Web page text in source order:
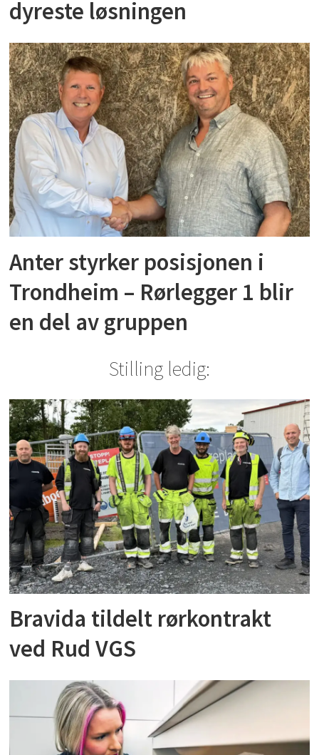
dyreste løsningen
Anter styrker posisjonen i
Trondheim – Rørlegger 1 blir
en del av gruppen
Stilling ledig:
Bravida tildelt rørkontrakt
ved Rud VGS